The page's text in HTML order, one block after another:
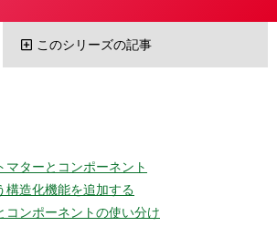
このシリーズの記事
マターとコンポーネント
構造化機能を追加する
コンポーネントの使い分け